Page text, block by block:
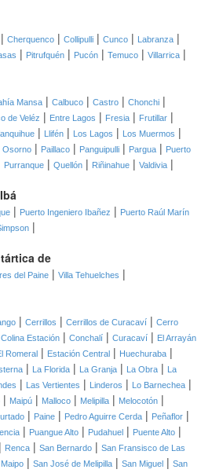
| Cherquenco | Collipulli | Cunco | Labranza |
| Pitrufquén | Pucón | Temuco | Villarrica |
Mansa | Calbuco | Castro | Chonchi |
de Veléz | Entre Lagos | Fresia | Frutillar |
| Llifén | Los Lagos | Los Muermos |
Osorno | Paillaco | Panguipulli | Pargua | Puerto
Purranque | Quellón | Riñinahue | Valdivia |
| Puerto Ingeniero Ibañez | Puerto Raúl Marín
|
de
del Paine | Villa Tehuelches |
| Cerrillos | Cerrillos de Curacaví | Cerro
Colina Estación | Conchalí | Curacaví | El Arrayán
Romeral | Estación Central | Huechuraba |
| La Florida | La Granja | La Obra |
La
| Las Vertientes | Linderos | Lo Barnechea |
| Maipú | Malloco | Melipilla | Melocotón |
| Paine | Pedro Aguirre Cerda | Peñaflor |
| Puangue Alto | Pudahuel | Puente Alto |
| Renca | San Bernardo | San Fransisco de Las
| San José de Melipilla | San Miguel | San